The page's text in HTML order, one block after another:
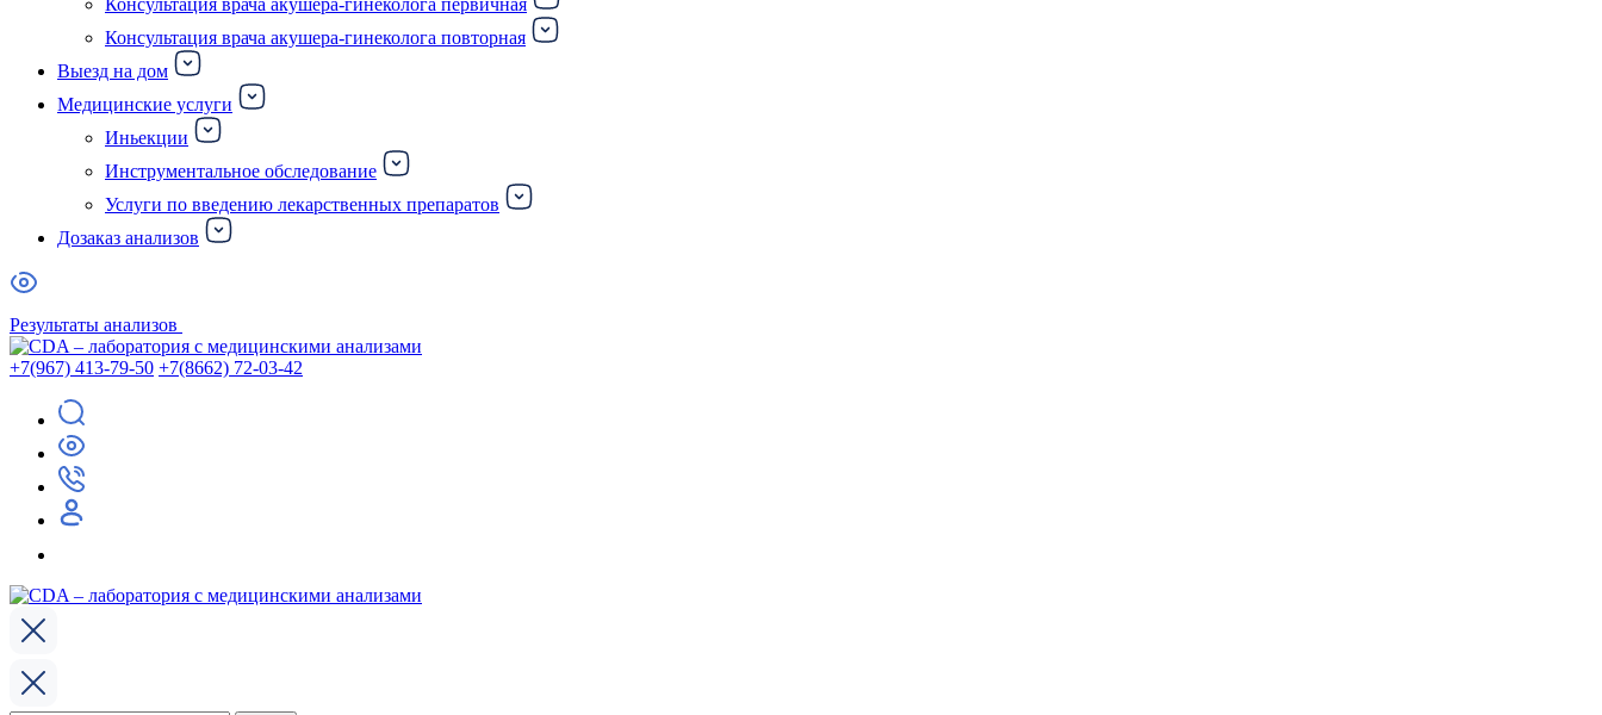
Консультация врача акушера-гинеколога первичная
Консультация врача акушера-гинеколога повторная
Выезд на дом
Медицинские услуги
Иньекции
Инструментальное обследование
Услуги по введению лекарственных препаратов
Дозаказ анализов
Результаты анализов
+7(967) 413-79-50 +7(8662) 72-03-42